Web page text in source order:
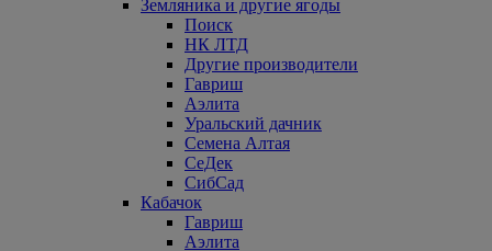
Земляника и другие ягоды
Поиск
НК ЛТД
Другие производители
Гавриш
Аэлита
Уральский дачник
Семена Алтая
СеДек
СибСад
Кабачок
Гавриш
Аэлита